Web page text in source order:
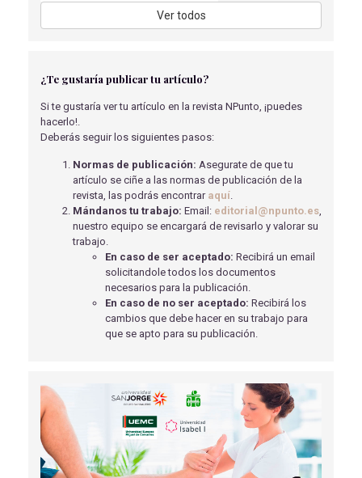
SECUELAS EN EL TINTERO
- 30/08/2023
Vico Moya, N- 01/07/2019
ANESTESIA NEONATAL
González Gómez, P
MAMAS Y LA LACTANCIA MATERNA.
Benítez Sánchez E.- 02/04/2018
ALIMENTACIÓN DE LA GESTANTE DURANTE EL
TRABAJO DE PARTO
SOLÍS GARCÍA, A
LA MATRONA EN EL ÁMBITO SEXUAL DE LAS
PERSONAS CON DISCAPACIDAD INTELECTUAL TIPO
SÍNDROME DOWN
Sáez Cabredo, P- 01/05/2019
Ver todos
¿Te gustaría publicar tu artículo?
Si te gustaría ver tu artículo en la revista NPunto, ¡puedes
hacerlo!.
Deberás seguir los siguientes pasos:
Normas de publicación: Asegurate de que tu
artículo se ciñe a las normas de publicación de la
revista, las podrás encontrar aquí.
Mándanos tu trabajo: Email: editorial@npunto.es,
nuestro equipo se encargará de revisarlo y valorar su
trabajo.
En caso de ser aceptado: Recibirá un email
solicitandole todos los documentos
necesarios para la publicación.
En caso de no ser aceptado: Recibirá los
cambios que debe hacer en su trabajo para
que se apto para su publicación.